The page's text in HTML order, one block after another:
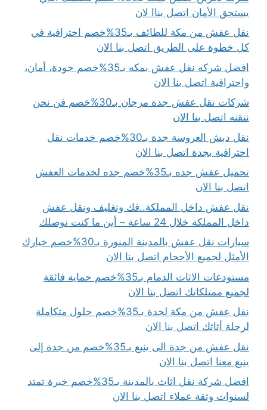
يستحق الأمان اتصل بناا لان
نقل عفش من مكة للطائف بـ35%خصم احترافية في
كل خطوة على الطريق اتصل بنا الان
افضل شركه نقل عفش بمكه بـ35%خصم جودة، أمان،
واحترافية اتصل بنا الان
شركات نقل عفش جدة مرجان بـ30%خصم فن نحن
نتقنه اتصل بنا الان
نقل دبش العروسة جدة بـ30%خصم خدمات نقل
احترافية بجدة اتصل بنا الان
تحميل عفش جده بـ35%خصم جده لخدمات العفش
اتصل بنا الان
نقل عفش داخل المملكة..فك وتغليف ونقل عفش
داخل المملكة خلال 24 ساعة – أين ما كنت نوصلك
سيارات نقل عفش بالمدينة المنورة بـ30%خصم خيارك
الأمثل لجميع الأحجام اتصل بنا الان
مستودعات الاثاث الدمام بـ35%خصم حماية فائقة
لجميع ممتلكاتك اتصل بنا الان
نقل عفش من مكة لجدة بـ35%خصم حلول متكاملة
لرحلة أثاثك اتصل بنا الان
نقل عفش من جدة الى ينبع بـ35%خصم من جدة إلى
ينبع معنا اتصل بنا الان
افضل شركة نقل اثاث بالمدينة بـ35%خصم خبرة تمتد
لسنوات وثقة عملاء اتصل بنا الان